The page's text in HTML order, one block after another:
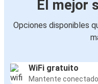
El mejor
Opciones disponibles
WiFi gratuito
Mantente